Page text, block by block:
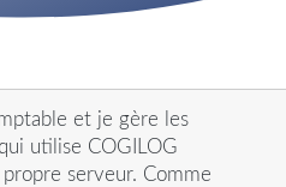
et je gère les
utilise COGILOG
serveur. Comme